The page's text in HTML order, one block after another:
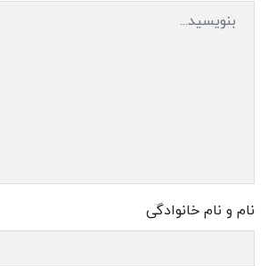
نام و نام خانوادگی